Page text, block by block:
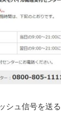
シュ信号を送